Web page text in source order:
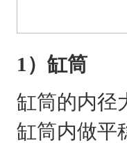
1）缸筒
缸筒的内径
缸筒内做平